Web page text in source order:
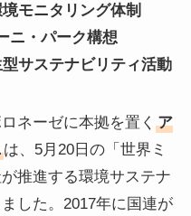
モニタリング体制
ニ・パーク構想
サステナビリティ活動
ネーゼに本拠を置く ア
は、5月20日の「世界ミ
推進する環境サステナ
した。2017年に国連が